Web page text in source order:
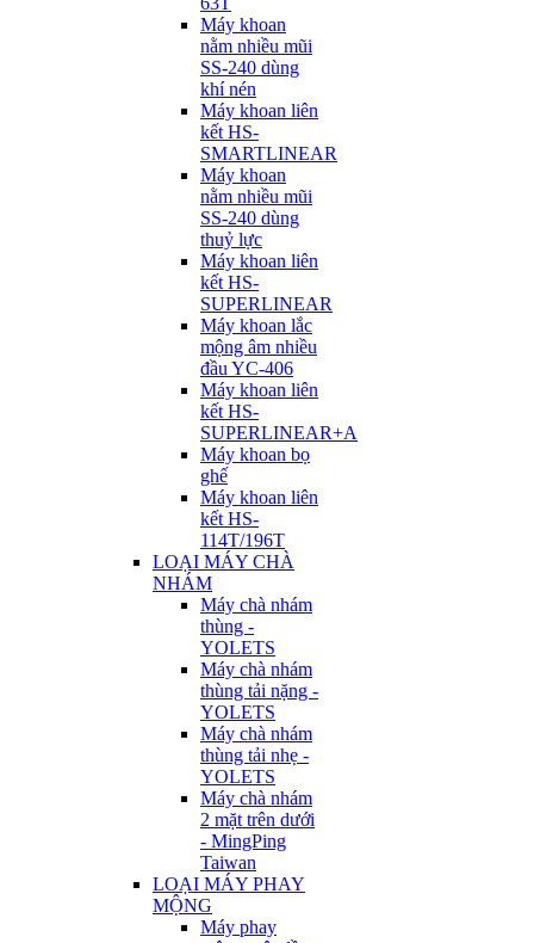
Máy khoan
nằm nhiều mũi
SS-240 dùng
khí nén
Máy khoan liên
kết HS-
SMARTLINEAR
Máy khoan
nằm nhiều mũi
SS-240 dùng
thuỷ lực
Máy khoan liên
kết HS-
SUPERLINEAR
Máy khoan lắc
mộng âm nhiều
đầu YC-406
Máy khoan liên
kết HS-
SUPERLINEAR+A
Máy khoan bọ
ghế
Máy khoan liên
kết HS-
114T/196T
LOẠI MÁY CHÀ
NHÁM
Máy chà nhám
thùng -
YOLETS
Máy chà nhám
thùng tải nặng -
YOLETS
Máy chà nhám
thùng tải nhẹ -
YOLETS
Máy chà nhám
2 mặt trên dưới
- MingPing
Taiwan
LOẠI MÁY PHAY
MỘNG
Máy phay